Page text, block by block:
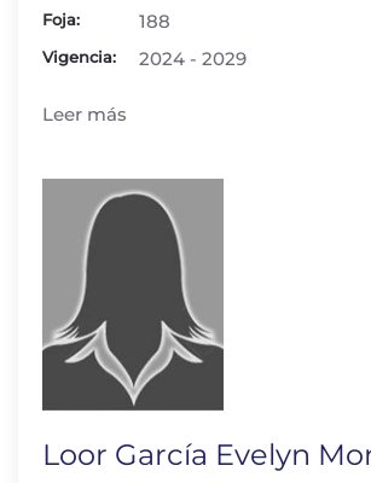
Foja: 188
Vigencia: 2024 - 2029
Leer más
Loor García Evelyn